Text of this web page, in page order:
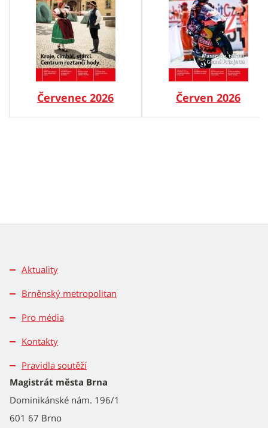
Červenec 2026 Červen 2026
Aktuality
Brněnský metropolitan
Pro média
Kontakty
Pravidla soutěží
Magistrát města Brna
Dominikánské nám. 196/1
601 67 Brno